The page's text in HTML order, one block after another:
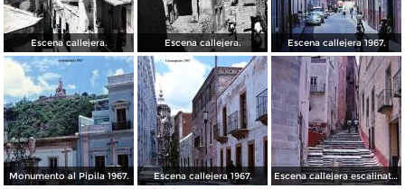
Escena callejera. Escena callejera. Escena callejera 1967.
Monumento al Pipila 1967. Escena callejera 1967. Escena callejera escalinata 1967.